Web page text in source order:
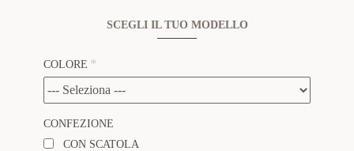
SCEGLI IL TUO MODELLO
COLORE
CONFEZIONE
CON SCATOLA